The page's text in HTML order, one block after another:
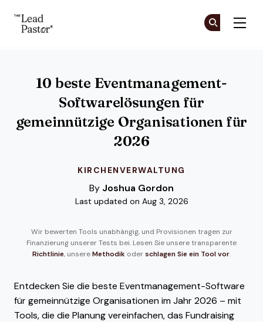
KIRCHENVERWALTUNG
10 beste Eventmanagement-
Softwarelösungen für
gemeinnützige Organisationen für
2026
By Joshua Gordon
Last updated on Aug 3, 2026
Wir bewerten Tools unabhängig, und Provisionen tragen zur
Finanzierung unserer Tests bei. Lesen Sie unsere transparente
Richtlinie, unsere Methodik oder schlagen Sie ein Tool vor.
Entdecken Sie die beste Eventmanagement-Software
für gemeinnützige Organisationen im Jahr 2026 – mit
Tools, die die Planung vereinfachen, das Fundraising